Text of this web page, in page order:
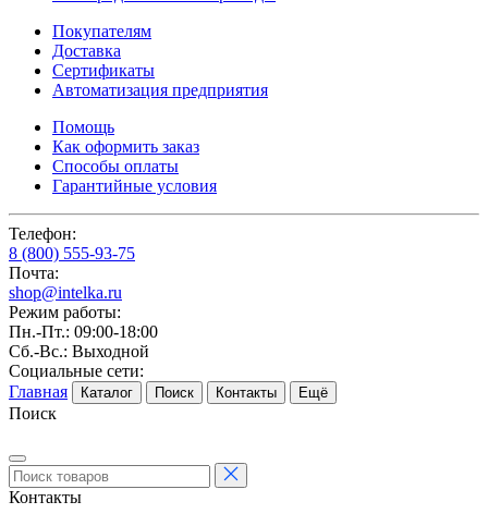
Покупателям
Доставка
Сертификаты
Автоматизация предприятия
Помощь
Как оформить заказ
Способы оплаты
Гарантийные условия
Телефон:
8 (800) 555-93-75
Почта:
shop@intelka.ru
Режим работы:
Пн.-Пт.: 09:00-18:00
Сб.-Вс.: Выходной
Социальные сети:
Главная
Каталог Поиск Контакты Ещё
Поиск
Контакты